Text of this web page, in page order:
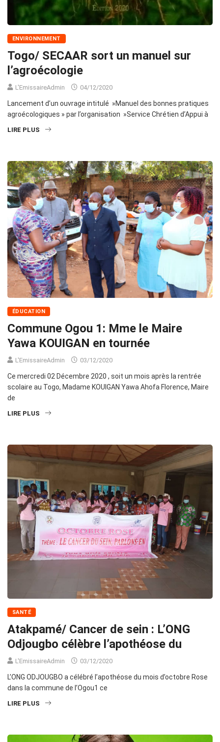
ENVIRONNEMENT
Togo/ SECAAR sort un manuel sur
l’agroécologie
L'EmissaireAdmin 04/12/2020
Lancement d’un ouvrage intitulé »Manuel des bonnes pratiques
agroécologiques » par l’organisation »Service Chrétien d’Appui à
LIRE PLUS
ÉDUCATION
Commune Ogou 1: Mme le Maire
Yawa KOUIGAN en tournée
L'EmissaireAdmin 03/12/2020
Ce mercredi 02 Décembre 2020 , soit un mois après la rentrée
scolaire au Togo, Madame KOUIGAN Yawa Ahofa Florence, Maire
de
LIRE PLUS
SANTÉ
Atakpamé/ Cancer de sein : L’ONG
Odjougbo célèbre l’apothéose du
L'EmissaireAdmin 03/12/2020
L’ONG ODJOUGBO a célébré l’apothéose du mois d’octobre Rose
dans la commune de l’Ogou1 ce
LIRE PLUS